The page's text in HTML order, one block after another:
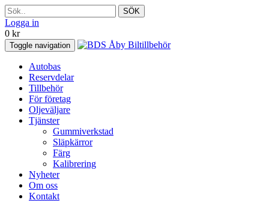
SÖK
Logga in
0 kr
Toggle navigation
Autobas
Reservdelar
Tillbehör
För företag
Oljeväljare
Tjänster
Gummiverkstad
Släpkärror
Färg
Kalibrering
Nyheter
Om oss
Kontakt